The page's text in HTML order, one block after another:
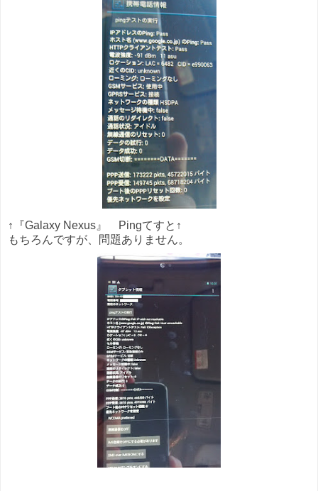
↑『Galaxy Nexus』 Pingてすと↑
もちろんですが、問題ありません。